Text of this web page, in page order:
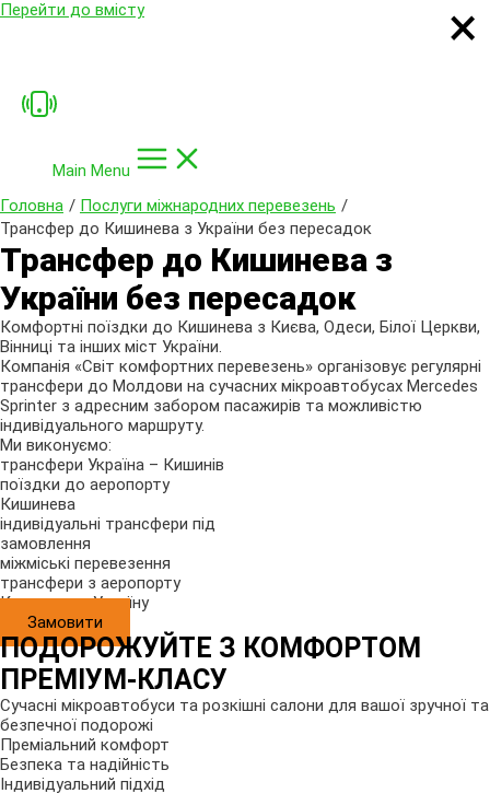
Перейти до вмісту
Main Menu
Головна
Послуги міжнародних перевезень
Трансфер до Кишинева з України без пересадок
Трансфер до Кишинева з
України без пересадок
Комфортні поїздки до Кишинева з Києва, Одеси, Білої Церкви,
Вінниці та інших міст України.
Компанія «Світ комфортних перевезень» організовує регулярні
трансфери до Молдови на сучасних мікроавтобусах Mercedes
Sprinter з адресним забором пасажирів та можливістю
індивідуального маршруту.
Ми виконуємо:
трансфери Україна – Кишинів
поїздки до аеропорту
Кишинева
індивідуальні трансфери під
замовлення
міжміські перевезення
трансфери з аеропорту
Кишинева в Україну
Замовити
ПОДОРОЖУЙТЕ З КОМФОРТОМ
ПРЕМІУМ-КЛАСУ
Сучасні мікроавтобуси та розкішні салони для вашої зручної та
безпечної подорожі
Преміальний комфорт
Безпека та надійність
Індивідуальний підхід
×
×
×
×